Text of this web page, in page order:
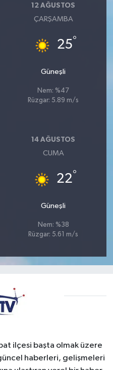
12 AĞUSTOS
ÇARŞAMBA
25°
Güneşli
Nem: %47
Rüzgar: 5.89 m/s
14 AĞUSTOS
CUMA
22°
Güneşli
Nem: %38
Rüzgar: 5.61 m/s
ilçesi başta olmak üzere
haberleri, gelişmeleri